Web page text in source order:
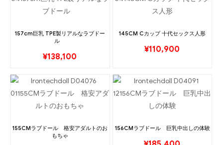
157cm巨乳 TPE製リアルなラブドー
ル
¥138,100
145CM Cカップ 十代セックス人形
¥110,900
155CMラブドール 格安アダルトのお
もちゃ
156CMラブドール 巨乳中出しの体験